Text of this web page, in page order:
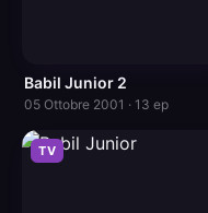
Babil Junior 2
05 Ottobre 2001 · 13 ep
TV